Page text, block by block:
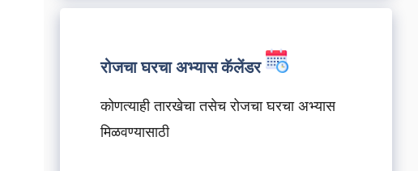
रोजचा घरचा अभ्यास कॅलेंडर
कोणत्याही तारखेचा तसेच रोजचा घरचा अभ्यास
मिळवण्यासाठी